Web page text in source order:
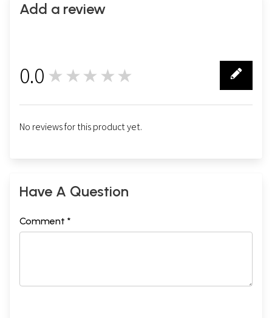
Add a review
0.0 ★★★★★
No reviews for this product yet.
Have A Question
Comment *